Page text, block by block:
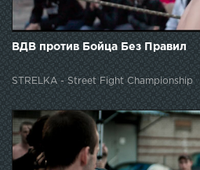
ВДВ против Бойца Без Правил
STRELKA - Street Fight Championship